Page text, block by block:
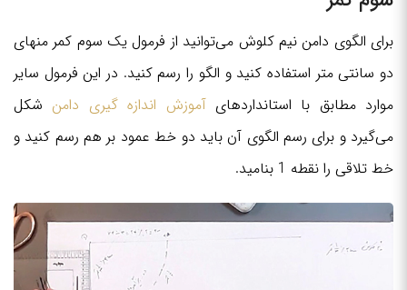
برای الگوی دامن نیم کلوش می‌توانید از فرمول یک سوم کمر منهای
دو سانتی متر استفاده کنید و الگو را رسم کنید. در این فرمول سایر
موارد مطابق با استانداردهایآموزش اندازه گیری دامن شکل
می‌گیرد و برای رسم الگوی آن باید دو خط عمود بر هم رسم کنید و
خط تلاقی را نقطه 1 بنامید.